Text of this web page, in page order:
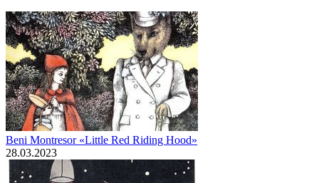
Beni Montresor «Little Red Riding Hood»
28.03.2023